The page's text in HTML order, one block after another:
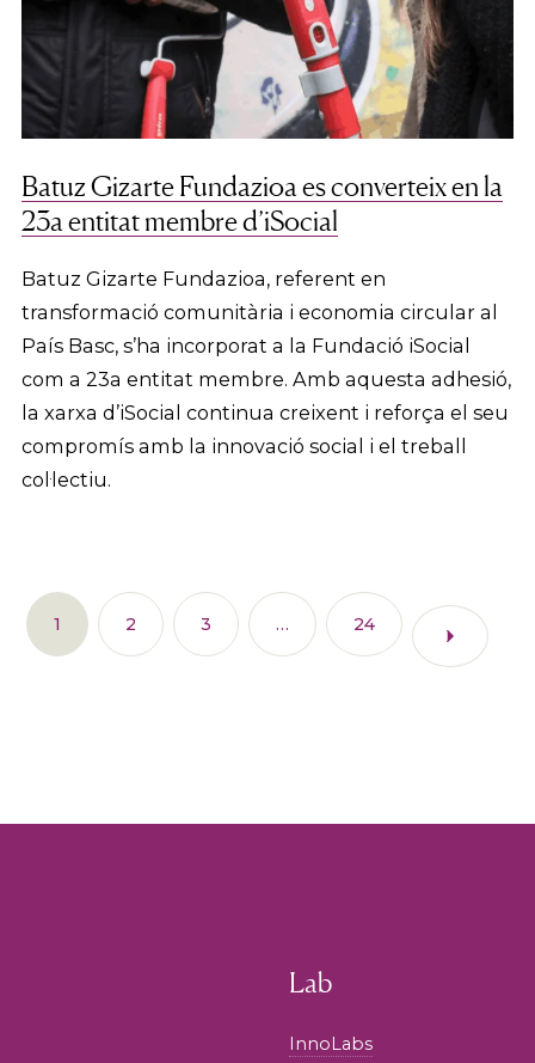
Batuz Gizarte Fundazioa es converteix en la
23a entitat membre d’iSocial
Batuz Gizarte Fundazioa, referent en
transformació comunitària i economia circular al
País Basc, s’ha incorporat a la Fundació iSocial
com a 23a entitat membre. Amb aquesta adhesió,
la xarxa d’iSocial continua creixent i reforça el seu
compromís amb la innovació social i el treball
col·lectiu.
1 2 3 … 24
Lab
InnoLabs